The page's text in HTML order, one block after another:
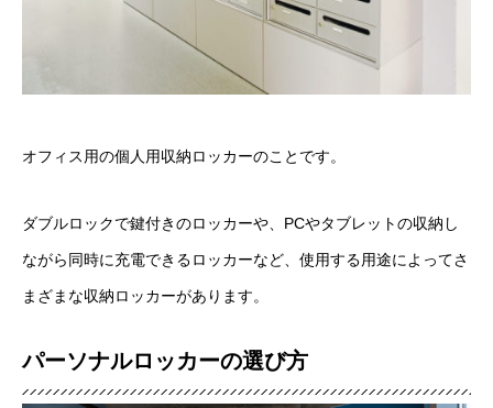
オフィス用の個人用収納ロッカーのことです。
ダブルロックで鍵付きのロッカーや、PCやタブレットの収納し
ながら同時に充電できるロッカーなど、使用する用途によってさ
まざまな収納ロッカーがあります。
パーソナルロッカーの選び方